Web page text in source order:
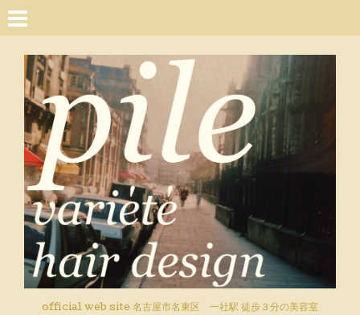
official web site 名古屋市名東区 一社駅 徒歩３分の美容室